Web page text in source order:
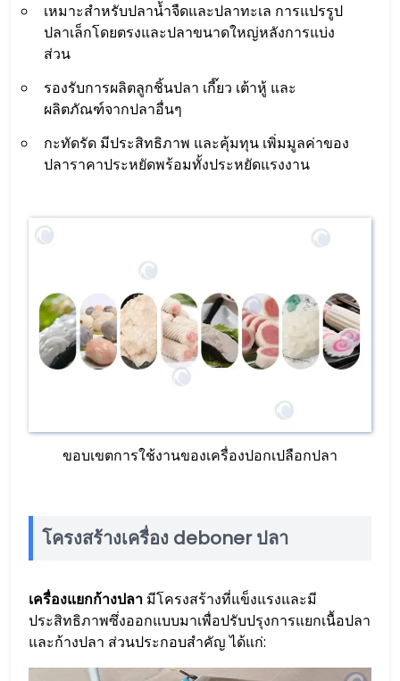
เหมาะสำหรับปลาน้ำจืดและปลาทะเล การแปรรูป
ปลาเล็กโดยตรงและปลาขนาดใหญ่หลังการแบ่ง
ส่วน
รองรับการผลิตลูกชิ้นปลา เกี๊ยว เต้าหู้ และ
ผลิตภัณฑ์จากปลาอื่นๆ
กะทัดรัด มีประสิทธิภาพ และคุ้มทุน เพิ่มมูลค่าของ
ปลาราคาประหยัดพร้อมทั้งประหยัดแรงงาน
ขอบเขตการใช้งานของเครื่องปอกเปลือกปลา
โครงสร้างเครื่อง deboner ปลา
เครื่องแยกก้างปลา มีโครงสร้างที่แข็งแรงและมี
ประสิทธิภาพซึ่งออกแบบมาเพื่อปรับปรุงการแยกเนื้อปลา
และก้างปลา ส่วนประกอบสำคัญ ได้แก่: